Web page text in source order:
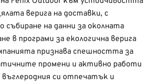
верига на доставки, с
събиране на данни за околната
в програми за екологична верига
признава спешността за
промени и активно работи
въглеродния си отпечатък и